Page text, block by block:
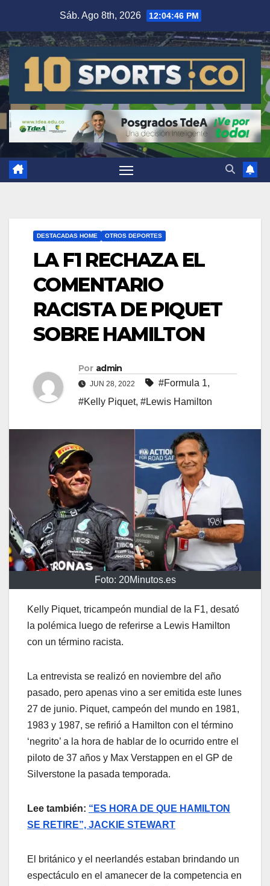
Sáb. Ago 8th, 2026 12:04:46 PM
DESTACADAS HOME OTROS DEPORTES
LA F1 RECHAZA EL
COMENTARIO
RACISTA DE PIQUET
SOBRE HAMILTON
Por admin
JUN 28, 2022 #Formula 1,
#Kelly Piquet, #Lewis Hamilton
Foto: 20Minutos.es
Kelly Piquet, tricampeón mundial de la F1, desató
la polémica luego de referirse a Lewis Hamilton
con un término racista.
La entrevista se realizó en noviembre del año
pasado, pero apenas vino a ser emitida este lunes
27 de junio. Piquet, campeón del mundo en 1981,
1983 y 1987, se refirió a Hamilton con el término
‘negrito’ a la hora de hablar de lo ocurrido entre el
piloto de 37 años y Max Verstappen en el GP de
Silverstone la pasada temporada.
Lee también: “ES HORA DE QUE HAMILTON
SE RETIRE”, JACKIE STEWART
El británico y el neerlandés estaban brindando un
espectáculo en el amanecer de la competencia en